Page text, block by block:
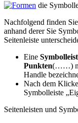
die
Nachfolgend finden
anhand derer Sie
Seitenleiste
Eine
Punkten(……)
Handle
Nach dem
Symbolleiste
Seitenleisten und